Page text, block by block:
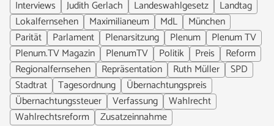
Interviews
Judith Gerlach Landeswahlgesetz
Landtag
Lokalfernsehen
Maximilianeum MdL
München
Parität
Parlament Plenarsitzung Plenum
Plenum TV
Plenum.TV Magazin
PlenumTV Politik Preis
Reform
Regionalfernsehen
Repräsentation Ruth Müller
SPD
Stadtrat
Tagesordnung
Übernachtungspreis
Übernachtungssteuer
Verfassung
Wahlrecht
Wahlrechtsreform
Zusatzeinnahme